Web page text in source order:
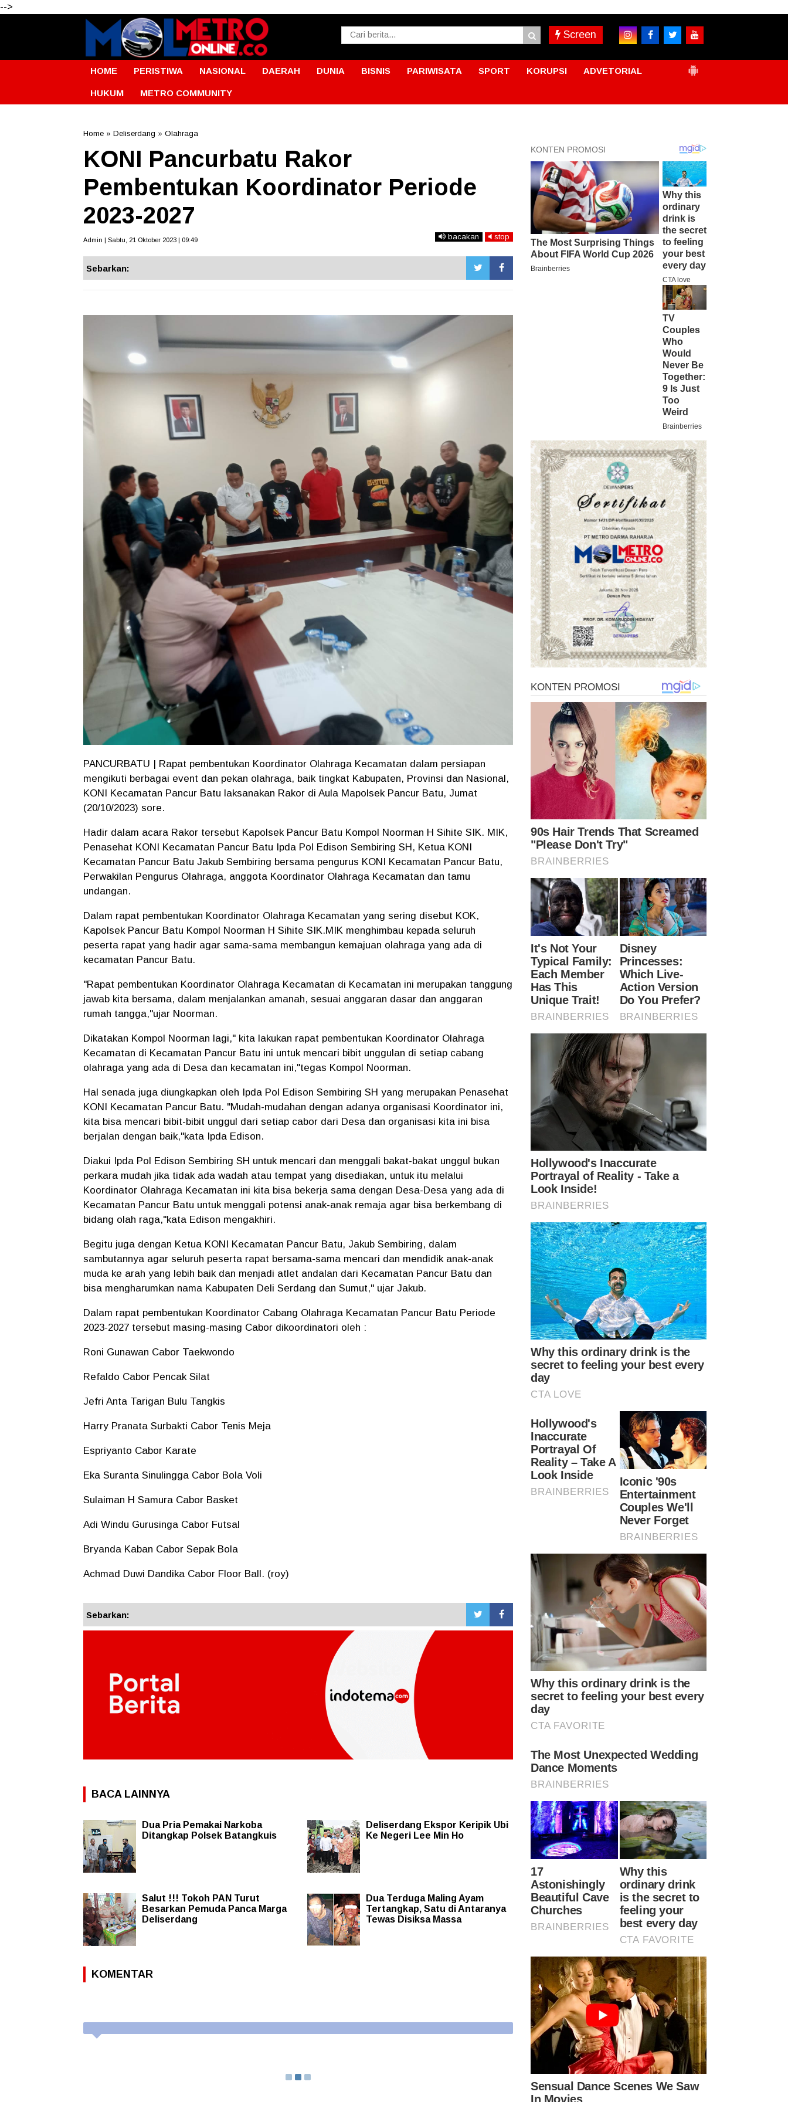
-->
Screen
HOME PERISTIWA NASIONAL DAERAH DUNIA BISNIS PARIWISATA SPORT KORUPSI ADVETORIAL
HUKUM METRO COMMUNITY
Home » Deliserdang » Olahraga
KONI Pancurbatu Rakor
Pembentukan Koordinator Periode
2023-2027
Admin | Sabtu, 21 Oktober 2023 | 09:49 bacakan stop
Sebarkan:
PANCURBATU | Rapat pembentukan Koordinator Olahraga Kecamatan dalam persiapan
mengikuti berbagai event dan pekan olahraga, baik tingkat Kabupaten, Provinsi dan Nasional,
KONI Kecamatan Pancur Batu laksanakan Rakor di Aula Mapolsek Pancur Batu, Jumat
(20/10/2023) sore.
Hadir dalam acara Rakor tersebut Kapolsek Pancur Batu Kompol Noorman H Sihite SIK. MIK,
Penasehat KONI Kecamatan Pancur Batu Ipda Pol Edison Sembiring SH, Ketua KONI
Kecamatan Pancur Batu Jakub Sembiring bersama pengurus KONI Kecamatan Pancur Batu,
Perwakilan Pengurus Olahraga, anggota Koordinator Olahraga Kecamatan dan tamu
undangan.
Dalam rapat pembentukan Koordinator Olahraga Kecamatan yang sering disebut KOK,
Kapolsek Pancur Batu Kompol Noorman H Sihite SIK.MIK menghimbau kepada seluruh
peserta rapat yang hadir agar sama-sama membangun kemajuan olahraga yang ada di
kecamatan Pancur Batu.
"Rapat pembentukan Koordinator Olahraga Kecamatan di Kecamatan ini merupakan tanggung
jawab kita bersama, dalam menjalankan amanah, sesuai anggaran dasar dan anggaran
rumah tangga,"ujar Noorman.
Dikatakan Kompol Noorman lagi," kita lakukan rapat pembentukan Koordinator Olahraga
Kecamatan di Kecamatan Pancur Batu ini untuk mencari bibit unggulan di setiap cabang
olahraga yang ada di Desa dan kecamatan ini,"tegas Kompol Noorman.
Hal senada juga diungkapkan oleh Ipda Pol Edison Sembiring SH yang merupakan Penasehat
KONI Kecamatan Pancur Batu. "Mudah-mudahan dengan adanya organisasi Koordinator ini,
kita bisa mencari bibit-bibit unggul dari setiap cabor dari Desa dan organisasi kita ini bisa
berjalan dengan baik,"kata Ipda Edison.
Diakui Ipda Pol Edison Sembiring SH untuk mencari dan menggali bakat-bakat unggul bukan
perkara mudah jika tidak ada wadah atau tempat yang disediakan, untuk itu melalui
Koordinator Olahraga Kecamatan ini kita bisa bekerja sama dengan Desa-Desa yang ada di
Kecamatan Pancur Batu untuk menggali potensi anak-anak remaja agar bisa berkembang di
bidang olah raga,"kata Edison mengakhiri.
Begitu juga dengan Ketua KONI Kecamatan Pancur Batu, Jakub Sembiring, dalam
sambutannya agar seluruh peserta rapat bersama-sama mencari dan mendidik anak-anak
muda ke arah yang lebih baik dan menjadi atlet andalan dari Kecamatan Pancur Batu dan
bisa mengharumkan nama Kabupaten Deli Serdang dan Sumut," ujar Jakub.
Dalam rapat pembentukan Koordinator Cabang Olahraga Kecamatan Pancur Batu Periode
2023-2027 tersebut masing-masing Cabor dikoordinatori oleh :
Roni Gunawan Cabor Taekwondo
Refaldo Cabor Pencak Silat
Jefri Anta Tarigan Bulu Tangkis
Harry Pranata Surbakti Cabor Tenis Meja
Espriyanto Cabor Karate
Eka Suranta Sinulingga Cabor Bola Voli
Sulaiman H Samura Cabor Basket
Adi Windu Gurusinga Cabor Futsal
Bryanda Kaban Cabor Sepak Bola
Achmad Duwi Dandika Cabor Floor Ball. (roy)
Sebarkan:
BACA LAINNYA
Dua Pria Pemakai Narkoba
Ditangkap Polsek Batangkuis
Deliserdang Ekspor Keripik Ubi
Ke Negeri Lee Min Ho
Salut !!! Tokoh PAN Turut
Besarkan Pemuda Panca Marga
Deliserdang
Dua Terduga Maling Ayam
Tertangkap, Satu di Antaranya
Tewas Disiksa Massa
KOMENTAR